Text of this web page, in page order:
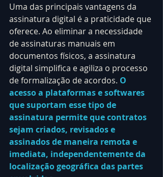
Uma das principais vantagens da
assinatura digital é a praticidade que
oferece. Ao eliminar a necessidade
de assinaturas manuais em
documentos físicos, a assinatura
digital simplifica e agiliza o processo
de formalização de acordos. O
acesso a plataformas e softwares
que suportam esse tipo de
assinatura permite que contratos
sejam criados, revisados e
assinados de maneira remota e
imediata, independentemente da
localização geográfica das partes